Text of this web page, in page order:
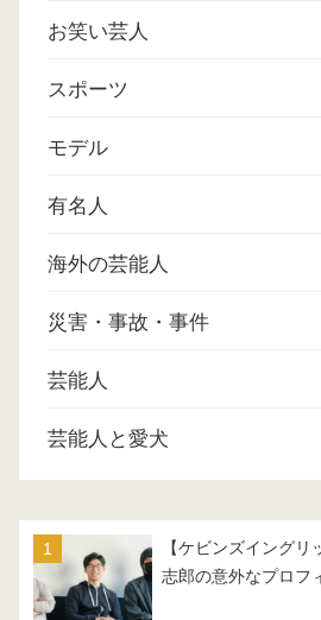
お笑い芸人
スポーツ
モデル
有名人
海外の芸能人
災害・事故・事件
芸能人
芸能人と愛犬
【ケビンズイング
志郎の意外なプロフ